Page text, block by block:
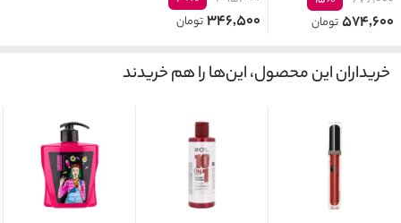
۵۷۴,۶۰۰تومان ۳۴۶,۵۰۰تومان
خریداران این محصول، این‌ها را هم خریدند